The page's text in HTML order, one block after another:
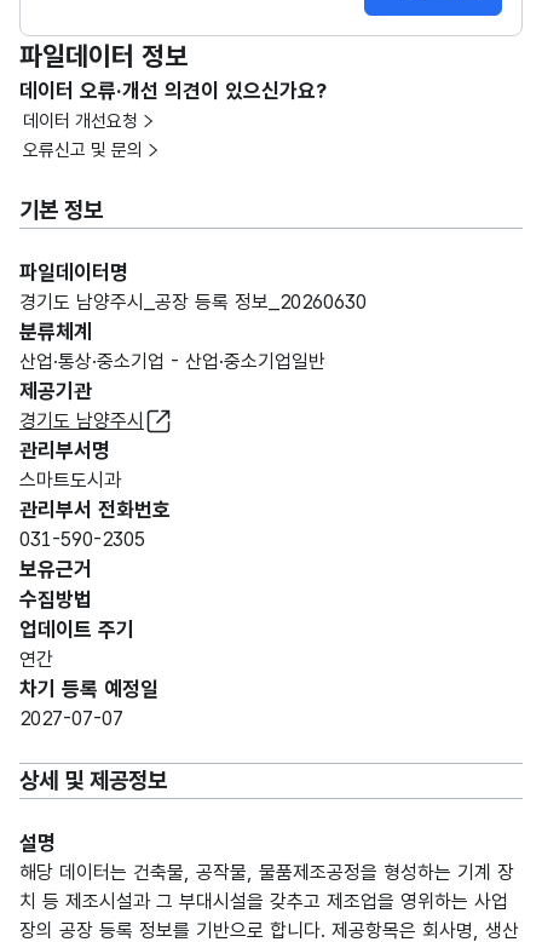
파일데이터 정보
데이터 오류·개선 의견이 있으신가요?
데이터 개선요청
오류신고 및 문의
기본 정보
파일데이터명
경기도 남양주시_공장 등록 정보_20260630
분류체계
산업·통상·중소기업 - 산업·중소기업일반
제공기관
경기도 남양주시
관리부서명
스마트도시과
관리부서 전화번호
031-590-2305
보유근거
수집방법
업데이트 주기
연간
차기 등록 예정일
2027-07-07
상세 및 제공정보
설명
해당 데이터는 건축물, 공작물, 물품제조공정을 형성하는 기계 장
치 등 제조시설과 그 부대시설을 갖추고 제조업을 영위하는 사업
장의 공장 등록 정보를 기반으로 합니다. 제공항목은 회사명, 생산